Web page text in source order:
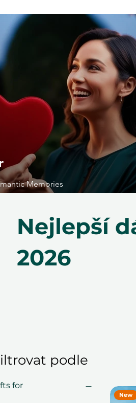
Memories
Nejlepší
2026
podle
for
New